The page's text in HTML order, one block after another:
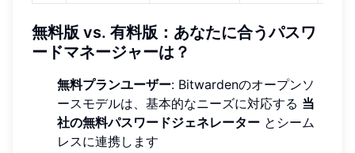
無料版 vs. 有料版：あなたに合うパスワ
ードマネージャーは？
無料プランユーザー: Bitwardenのオープンソ
ースモデルは、基本的なニーズに対応する 当
社の無料パスワードジェネレーター とシーム
レスに連携します